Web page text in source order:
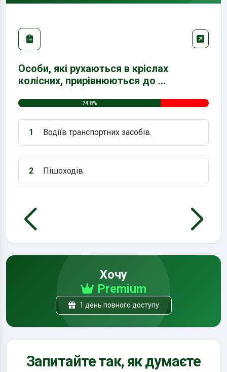
Особи, які рухаються в кріслах
колісних, прирівнюються до …
74.8%
Варіант 1:
1 Водіїв транспортних засобів.
Варіант 2:
2 Пішоходів.
Хочу
Premium
1 день повного доступу
Запитайте так, як думаєте